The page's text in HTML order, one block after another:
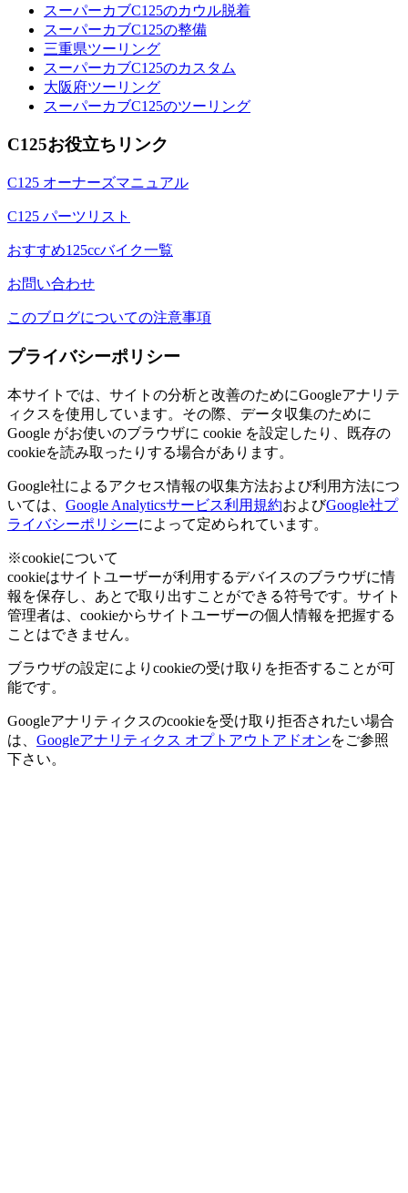
スーパーカブC125のカウル脱着
スーパーカブC125の整備
三重県ツーリング
スーパーカブC125のカスタム
大阪府ツーリング
スーパーカブC125のツーリング
C125お役立ちリンク
C125 オーナーズマニュアル
C125 パーツリスト
おすすめ125ccバイク一覧
お問い合わせ
このブログについての注意事項
プライバシーポリシー
本サイトでは、サイトの分析と改善のためにGoogleアナリテ
ィクスを使用しています。その際、データ収集のために
Google がお使いのブラウザに cookie を設定したり、既存の
cookieを読み取ったりする場合があります。
Google社によるアクセス情報の収集方法および利用方法につ
いては、 Google Analyticsサービス利用規約およびGoogle社プ
ライバシーポリシーによって定められています。
※cookieについて
cookieはサイトユーザーが利用するデバイスのブラウザに情
報を保存し、あとで取り出すことができる符号です。サイト
管理者は、cookieからサイトユーザーの個人情報を把握する
ことはできません。
ブラウザの設定によりcookieの受け取りを拒否することが可
能です。
Googleアナリティクスのcookieを受け取り拒否されたい場合
は、 Googleアナリティクス オプトアウトアドオンをご参照
下さい。